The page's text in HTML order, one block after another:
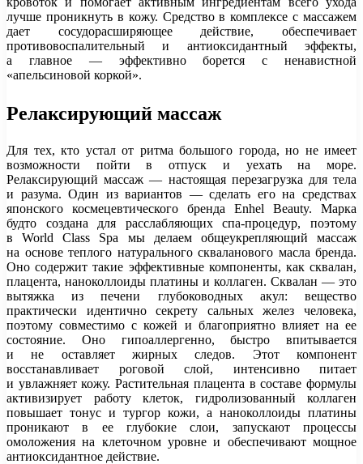
лучше проникнуть в кожу. Средство в комплексе с массажем
дает сосудорасширяющее действие, обеспечивает
противовоспалительный и антиоксидантный эффекты,
а главное — эффективно борется с ненавистной
«апельсиновой коркой».
Релаксирующий массаж
Для тех, кто устал от ритма большого города, но не имеет
возможности пойти в отпуск и уехать на море.
Релаксирующий массаж — настоящая перезагрузка для тела
и разума. Один из вариантов — сделать его на средствах
японского космецевтического бренда Enhel Beauty. Марка
будто создана для расслабляющих спа-процедур, поэтому
в World Class Spa мы делаем общеукрепляющий массаж
на основе теплого натурального скваланового масла бренда.
Оно содержит такие эффективные компоненты, как сквалан,
плацента, наноколлоиды платины и коллаген. Сквалан — это
вытяжка из печени глубоководных акул: вещество
практически идентично секрету сальных желез человека,
поэтому совместимо с кожей и благоприятно влияет на ее
состояние. Оно гипоаллергенно, быстро впитывается
и не оставляет жирных следов. Этот компонент
восстанавливает роговой слой, интенсивно питает
и увлажняет кожу. Растительная плацента в составе формулы
активизирует работу клеток, гидролизованный коллаген
повышает тонус и тургор кожи, а наноколлоиды платины
проникают в ее глубокие слои, запускают процессы
омоложения на клеточном уровне и обеспечивают мощное
антиоксидантное действие.